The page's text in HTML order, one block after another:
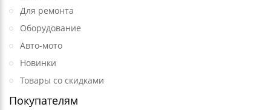
Для ремонта
Оборудование
Авто-мото
Новинки
Товары со скидками
Покупателям